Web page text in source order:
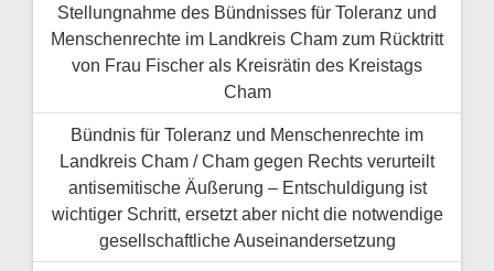
Stellungnahme des Bündnisses für Toleranz und
Menschenrechte im Landkreis Cham zum Rücktritt
von Frau Fischer als Kreisrätin des Kreistags
Cham
Bündnis für Toleranz und Menschenrechte im
Landkreis Cham / Cham gegen Rechts verurteilt
antisemitische Äußerung – Entschuldigung ist
wichtiger Schritt, ersetzt aber nicht die notwendige
gesellschaftliche Auseinandersetzung